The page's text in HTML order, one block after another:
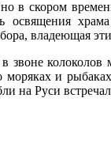
в скором
освящения
владеющая
звоне колоколов
моряках и
на Руси